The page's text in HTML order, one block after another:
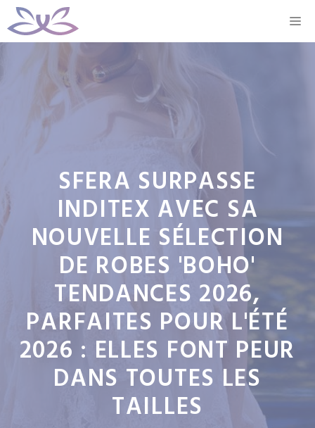
Aller
au
SFERA SURPASSE
INDITEX AVEC SA
NOUVELLE SÉLECTION
DE ROBES 'BOHO'
TENDANCES 2026,
PARFAITES POUR L'ÉTÉ
2026 : ELLES FONT PEUR
DANS TOUTES LES
TAILLES